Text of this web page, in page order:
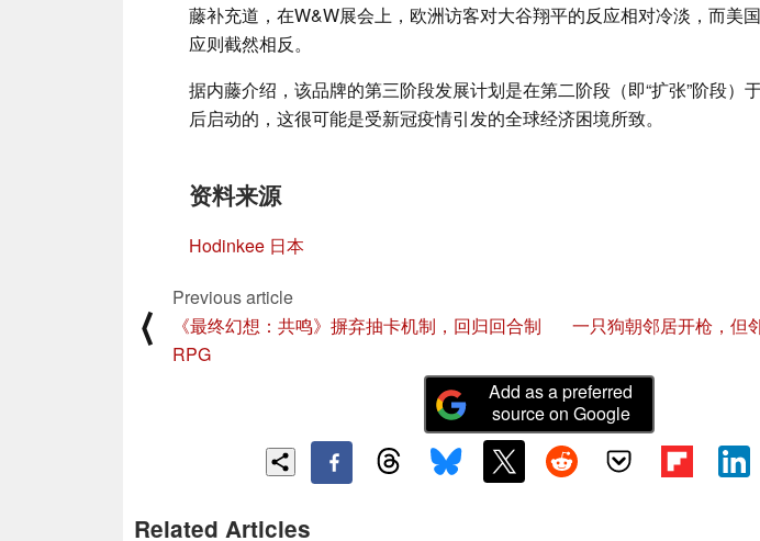
藤补充道，在W&W展会上，欧洲访客对大谷翔平的反应相对冷淡，而美
应则截然相反。
据内藤介绍，该品牌的第三阶段发展计划是在第二阶段（即“扩张”阶段）
后启动的，这很可能是受新冠疫情引发的全球经济困境所致。
资料来源
Hodinkee 日本
⟨
Previous article
《最终幻想：共鸣》摒弃抽卡机制，回归回合制
RPG
一只狗朝邻居开枪，但
Add as a preferred
source on Google
Related Articles